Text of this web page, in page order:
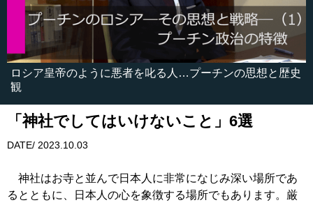
ロシア皇帝のように悪者を叱る人…プーチンの思想と歴史
観
「神社でしてはいけないこと」6選
DATE/ 2023.10.03
神社はお寺と並んで日本人に非常になじみ深い場所であ
るとともに、日本人の心を象徴する場所でもあります。厳